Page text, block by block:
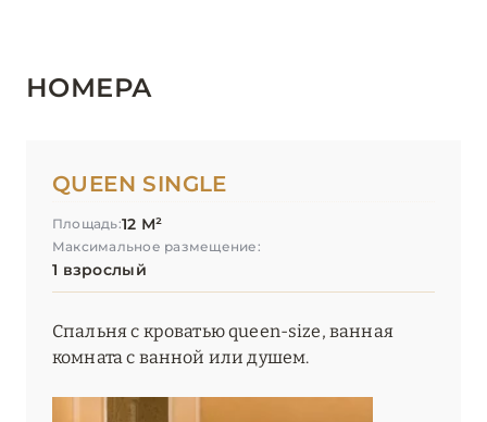
Anglo American Hotel Florence
Hotel Bernini Palace
Hotel Lungarno
Hotel Savoy Florence
НОМЕРА
QUEEN SINGLE
Площадь:12 М²
Максимальное размещение:
1 взрослый
Спальня с кроватью queen-size, ванная
комната с ванной или душем.